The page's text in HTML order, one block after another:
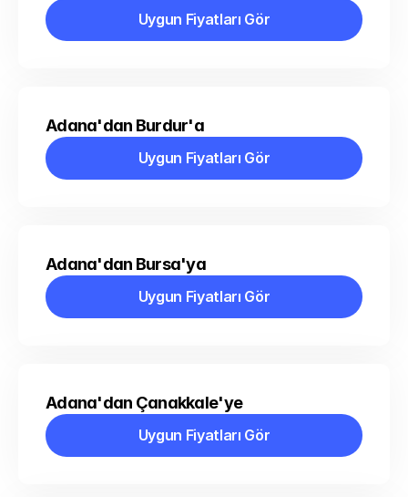
Uygun Fiyatları Gör
Uygun Fiyatları Gör
Adana'dan Burdur'a
Uygun Fiyatları Gör
Uygun Fiyatları Gör
Adana'dan Bursa'ya
Uygun Fiyatları Gör
Uygun Fiyatları Gör
Adana'dan Çanakkale'ye
Uygun Fiyatları Gör
Uygun Fiyatları Gör